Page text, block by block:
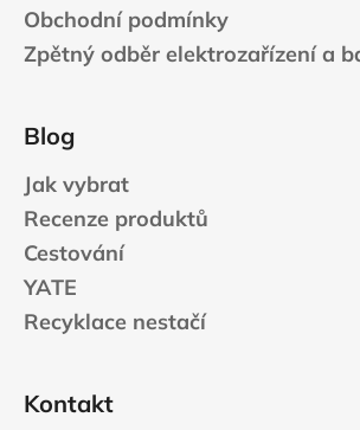
Obchodní podmínky
Zpětný odběr elektrozařízení a
Blog
Jak vybrat
Recenze produktů
Cestování
YATE
Recyklace nestačí
Kontakt